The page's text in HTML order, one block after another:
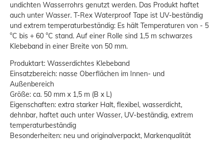
undichten Wasserrohrs genutzt werden. Das Produkt haftet
auch unter Wasser. T-Rex Waterproof Tape ist UV-beständig
und extrem temperaturbeständig: Es hält Temperaturen von - 5
°C bis + 60 °C stand. Auf einer Rolle sind 1,5 m schwarzes
Klebeband in einer Breite von 50 mm.
Produktart: Wasserdichtes Klebeband
Einsatzbereich: nasse Oberflächen im Innen- und
Außenbereich
Größe: ca. 50 mm x 1,5 m (B x L)
Eigenschaften: extra starker Halt, flexibel, wasserdicht,
dehnbar, haftet auch unter Wasser, UV-beständig, extrem
temperaturbeständig
Besonderheiten: neu und originalverpackt, Markenqualität